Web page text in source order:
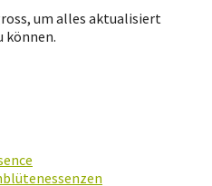
um alles aktualisiert
können.